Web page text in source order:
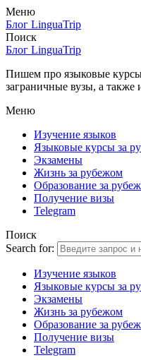
Меню
Блог LinguaTrip
Поиск
Блог LinguaTrip
Пишем про языковые
заграничные вузы, а также
Меню
Изучение языков
Языковые курсы за
Экзамены
Жизнь за рубежом
Образование за
Получение визы
Telegram
Поиск
Search for:
Изучение языков
Языковые курсы за
Экзамены
Жизнь за рубежом
Образование за
Получение визы
Telegram